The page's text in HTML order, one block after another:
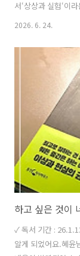
서‘상상과 실험‘이
호기심을 자극하는
말하는지 무척 궁금
순서로 기록되어,
으로 친절하게 구
면서도,연고도 없
을 담은한 편의 “메
2026. 6. 24.
✓ 독서 기간 :
알게 되었어요.혜윤